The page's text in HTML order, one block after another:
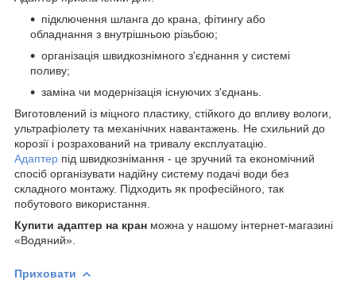
підключення шланга до крана, фітингу або
обладнання з внутрішньою різьбою;
організація швидкознімного з'єднання у системі
поливу;
заміна чи модернізація існуючих з'єднань.
Виготовлений із міцного пластику, стійкого до впливу вологи,
ультрафіолету та механічних навантажень. Не схильний до
корозії і розрахований на тривалу експлуатацію.
Адаптер під швидкознімання - це зручний та економічний
спосіб організувати надійну систему подачі води без
складного монтажу. Підходить як професійного, так
побутового використання.
Купити адаптер на кран можна у нашому інтернет-магазині
«Водяний».
Приховати